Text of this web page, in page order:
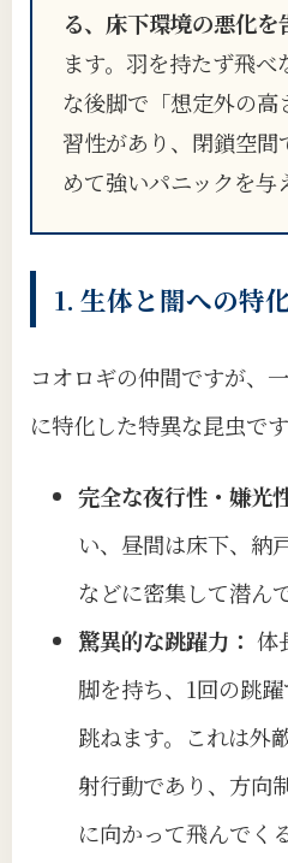
る、床下環境の悪化を
ます。羽を持たず飛
な後脚で「想定外の高
習性があり、閉鎖空
めて強いパニックを与
1. 生体と闇への特
コオロギの仲間ですが、
に特化した特異な昆虫です
完全な夜行性・嫌光
い、昼間は床下、納
などに密集して潜ん
驚異的な跳躍力： 体
脚を持ち、1回の跳
跳ねます。これは外
射行動であり、方向
に向かって飛んでく